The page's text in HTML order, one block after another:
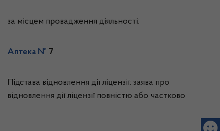
за місцем провадження діяльності:
Аптека № 7
Підстава відновлення дії ліцензії: заява про
відновлення дії ліцензії повністю або частково